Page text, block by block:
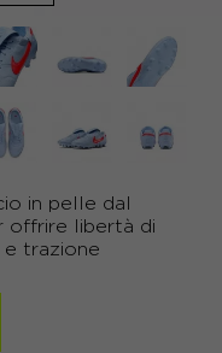
in pelle dal
offrire libertà di
trazione